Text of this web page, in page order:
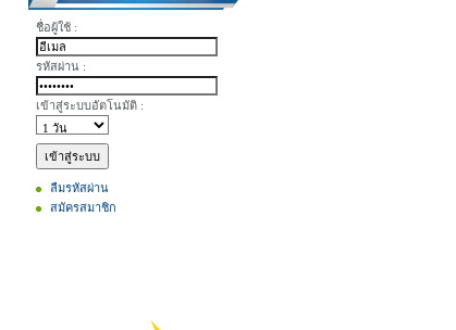
ชื่อผู้ใช้ :
รหัสผ่าน :
เข้าสู่ระบบอัตโนมัติ :
ลืมรหัสผ่าน
สมัครสมาชิก